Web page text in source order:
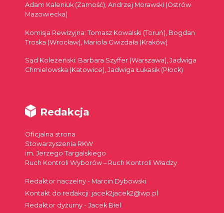
Adam Kaleniuk (Zamość), Andrzej Morawski (Ostrów
Mazowiecka)
Komisja Rewizyjna: Tomasz Kowalski (Toruń), Bogdan
Troska (Wrocław), Mariola Gwizdała (Kraków)
Sąd Koleżeński: Barbara Szyffer (Warszawa), Jadwiga
Chmielowska (Katowice), Jadwiga Łukasik (Płock)
Redakcja
Oficjalna strona
Stowarzyszenia RKW
im. Jerzego Targalskiego
Ruch Kontroli Wyborów – Ruch Kontroli Władzy
Redaktor naczelny - Marcin Dybowski
Kontakt do redakcji: jacek2jacek2@wp.pl
Redaktor dyżurny - Jacek Biel